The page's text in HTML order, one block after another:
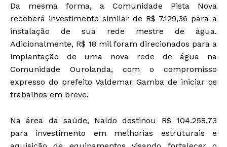
Da mesma forma, a Comunidade Pista Nova
receberá investimento similar de R$ 7.129,36 para a
instalação de sua rede mestre de água.
Adicionalmente, R$ 18 mil foram direcionados para a
implantação de uma nova rede de água na
Comunidade Ourolanda, com o compromisso
expresso do prefeito Valdemar Gamba de iniciar os
trabalhos em breve.
Na área da saúde, Naldo destinou R$ 104.258.73
para investimento em melhorias estruturais e